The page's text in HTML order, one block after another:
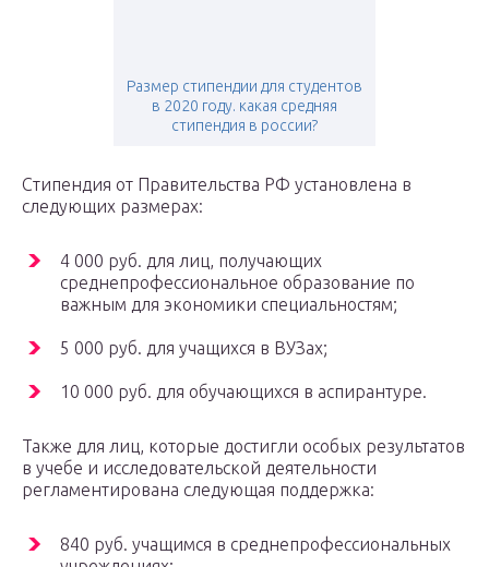
Размер стипендии для студентов
в 2020 году. какая средняя
стипендия в россии?
Стипендия от Правительства РФ установлена в
следующих размерах:
4 000 руб. для лиц, получающих
среднепрофессиональное образование по
важным для экономики специальностям;
5 000 руб. для учащихся в ВУЗах;
10 000 руб. для обучающихся в аспирантуре.
Также для лиц, которые достигли особых результатов
в учебе и исследовательской деятельности
регламентирована следующая поддержка:
840 руб. учащимся в среднепрофессиональных